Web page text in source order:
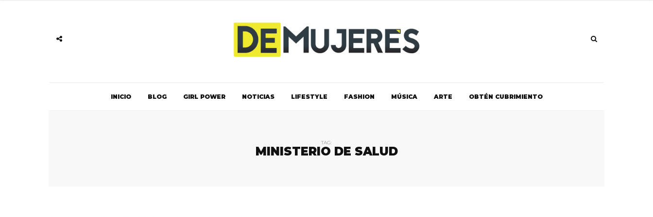
INICIO BLOG GIRL POWER NOTICIAS LIFESTYLE FASHION MÚSICA ARTE OBTÉN CUBRIMIENTO
TAG:
MINISTERIO DE SALUD